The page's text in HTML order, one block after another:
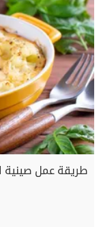
طريقة عمل صينية